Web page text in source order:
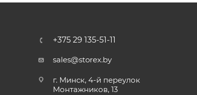
+375 29 135-51-11
sales@storex.by
г. Минск, 4-й переулок
Монтажников, 13